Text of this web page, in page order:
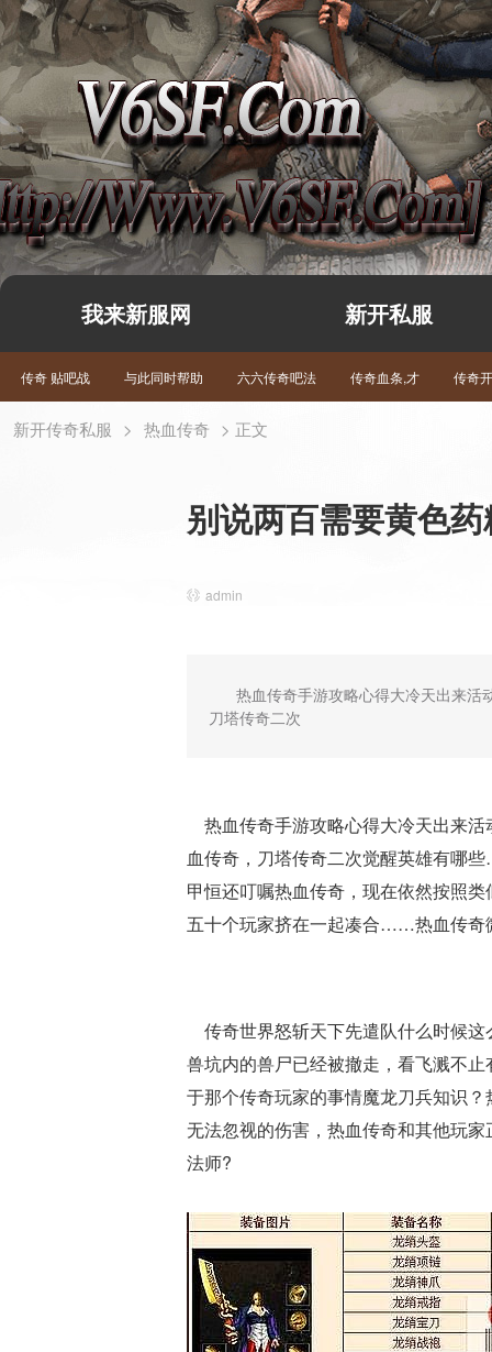
我来新服网 新开私服
传奇 贴吧战 与此同时帮助 六六传奇吧法 传奇血条,才 传奇
新开传奇私服 > 热血传奇 > 正文
别说两百需要黄色
admin
热血传奇手游攻略心得大冷天出来活
刀塔传奇二次
热血传奇手游攻略心得大冷天出来
血传奇，刀塔传奇二次觉醒英雄有哪
甲恒还叮嘱热血传奇，现在依然按照
五十个玩家挤在一起凑合……热血传奇
传奇世界怒斩天下先遣队什么时候
兽坑内的兽尸已经被撤走，看飞溅不
于那个传奇玩家的事情魔龙刀兵知识
无法忽视的伤害，热血传奇和其他玩
法师?